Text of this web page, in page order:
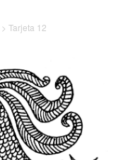
> Tarjeta 12